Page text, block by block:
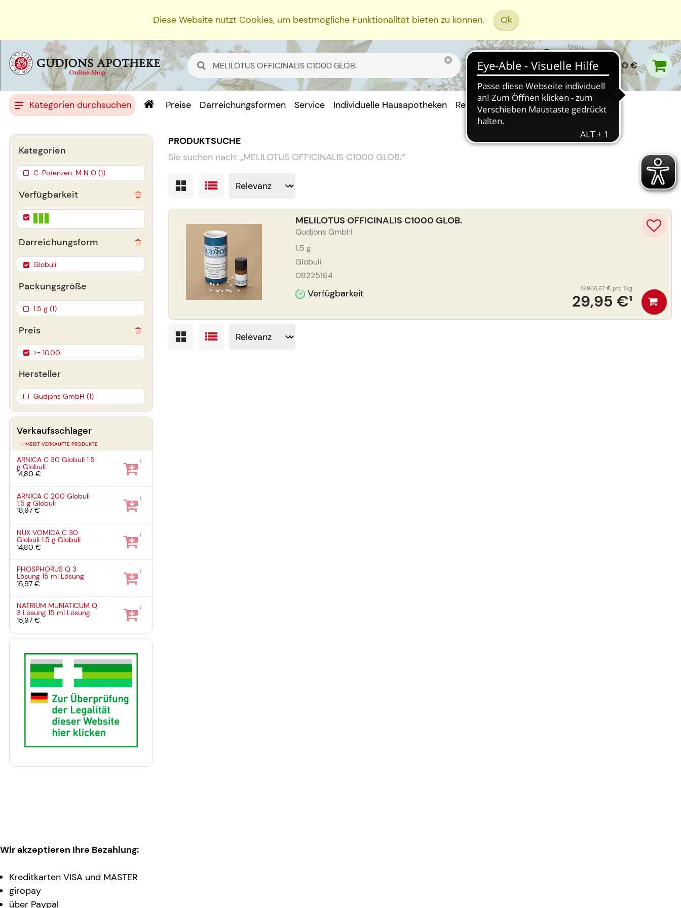
Diese Website nutzt Cookies, um bestmögliche Funktionalität bieten zu können. Ok
0,00 €
Kategorien durchsuchen Preise Darreichungsformen Service Individuelle Hausapotheken Rezept Einreichen
PRODUKTSUCHE
Sie suchen nach: „MELILOTUS OFFICINALIS C1000 GLOB.“
MELILOTUS OFFICINALIS C1000 GLOB.
Gudjons GmbH
1.5 g
Globuli
08225164
Verfügbarkeit 29,95 €¹
19.966,67 € pro 1 kg
Verfügbarkeit
Darreichungsform
Globuli
Packungsgröße
1.5 g (1)
Preis
>= 10.00
Hersteller
Gudjons GmbH (1)
Kategorien
C-Potenzen: M N O (1)
Verkaufsschlager
» MEIST VERKAUFTE PRODUKTE
ARNICA C 30 Globuli1.5
gGlobuli
14,80 €
1
ARNICA C 200 Globuli
1.5 gGlobuli
18,97 €
1
NUX VOMICA C 30
Globuli1.5 gGlobuli
14,80 €
1
PHOSPHORUS Q 3
Lösung15 ml Lösung
15,97 €
1
NATRIUM MURIATICUM Q
3 Lösung15 ml Lösung
15,97 €
1
Wir akzeptieren Ihre Bezahlung:
Kreditkarten VISA und MASTER
giropay
über Paypal